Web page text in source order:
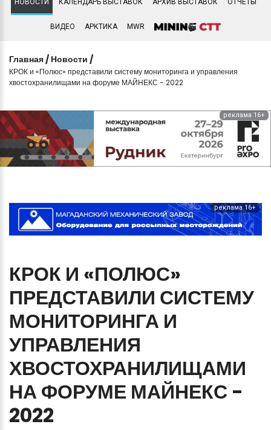
НОВОСТИ КАЛЕНДАРЬ ВЫСТАВОК АРХИВ ВЫСТАВОК ОТЧЕТЫ
ВИДЕО АРКТИКА MWR
Главная / Новости /
КРОК и «Полюс» представили систему мониторинга и управления
хвостохранилищами на форуме МАЙНЕКС - 2022
реклама 16+
реклама 16+
КРОК И «ПОЛЮС»
ПРЕДСТАВИЛИ СИСТЕМУ
МОНИТОРИНГА И
УПРАВЛЕНИЯ
ХВОСТОХРАНИЛИЩАМИ
НА ФОРУМЕ МАЙНЕКС -
2022